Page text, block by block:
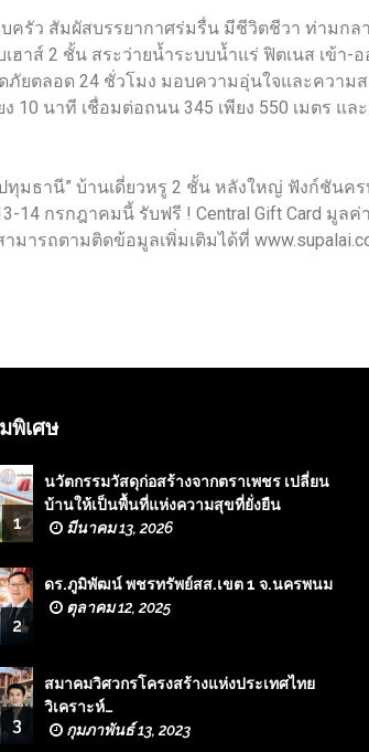
ครัว สัมผัสบรรยากาศร่มรื่น มีชีวิตชีวา ท่ามกล
าส์ 2 ชั้น สระว่ายน้ำระบบน้ำแร่ ฟิตเนส เข้า-อ
ยตลอด 24 ชั่วโมง มอบความอุ่นใจและความ
ง 10 นาที เชื่อมต่อถนน 345 เพียง 550 เมตร
มธานี” บ้านเดี่ยวหรู 2 ชั้น หลังใหญ่ ฟังก์ชันค
13-14 กรกฎาคมนี้ รับฟรี ! Central Gift Card
ารถตามติดข้อมูลเพิ่มเติมได้ที่
พิเศษ
1
นวัตกรรมวัสดุก่อสร้างจากตราเพชร เปลี่ยน
บ้านให้เป็นพื้นที่แห่งความสุขที่ยั่งยืน
มีนาคม 13, 2026
2
ดร.ภูมิพัฒน์ พชรทรัพย์สส.เขต 1 จ.นครพนม
ตุลาคม 12, 2025
3
สมาคมวิศวกรโครงสร้างแห่งประเทศไทย
วิเคราะห์…
กุมภาพันธ์ 13, 2023